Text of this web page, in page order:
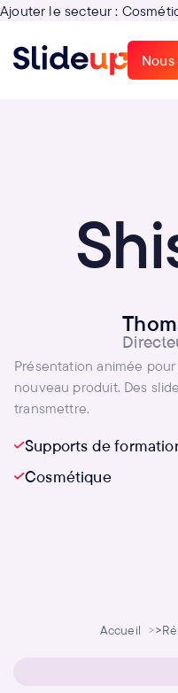
Ajouter le secteur :
Présentation animée
nouveau produit. Des
transmettre.
Supports de
Cosmétique
Accueil >